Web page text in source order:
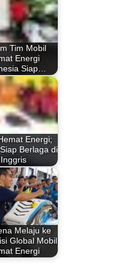
Tim Mobil
Energi
Siap…
Energi;
Berlaga di
Inggris
Melaju ke
Global Mobil
Energi